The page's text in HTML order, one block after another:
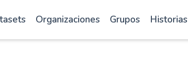
Organizaciones Grupos Historias